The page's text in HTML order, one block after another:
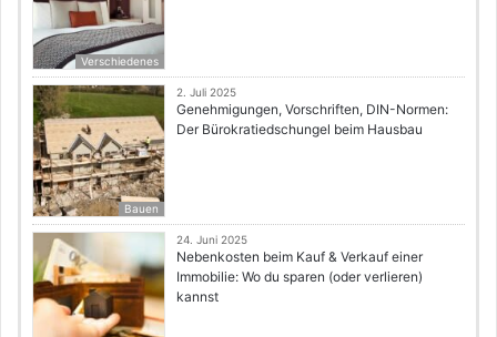
Verschiedenes
Bauen
2. Juli 2025
Genehmigungen, Vorschriften, DIN-Normen:
Der Bürokratiedschungel beim Hausbau
24. Juni 2025
Nebenkosten beim Kauf & Verkauf einer
Immobilie: Wo du sparen (oder verlieren)
kannst